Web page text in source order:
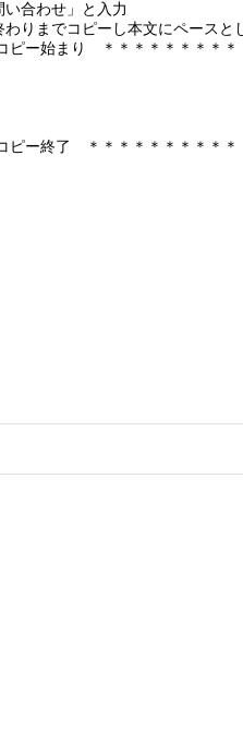
合わせ」と入力
りまでコピーし本文にペースと
ピー始まり ＊＊＊＊＊＊＊＊＊
ピー終了 ＊＊＊＊＊＊＊＊＊＊